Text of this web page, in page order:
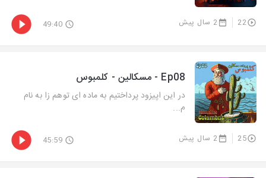
22 2 سال پیش 49:40
Ep08 - مسکالین - کلمبوس
در این اپیزود پرداختیم به ماده ای توهم زا به نام
م...
25 2 سال پیش 45:59